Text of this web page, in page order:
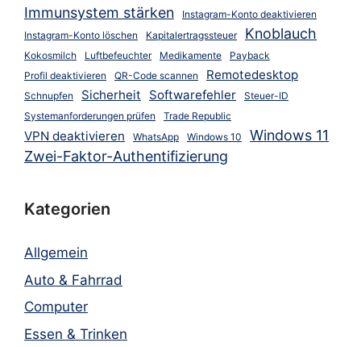
Immunsystem stärken
Instagram-Konto deaktivieren
Instagram-Konto löschen
Kapitalertragssteuer Knoblauch
Kokosmilch Luftbefeuchter Medikamente
Payback
Profil deaktivieren
QR-Code scannen Remotedesktop
Schnupfen Sicherheit Softwarefehler
Steuer-ID
Systemanforderungen prüfen
Trade Republic
VPN deaktivieren WhatsApp Windows 10
Windows 11
Zwei-Faktor-Authentifizierung
Kategorien
Allgemein
Auto & Fahrrad
Computer
Essen & Trinken